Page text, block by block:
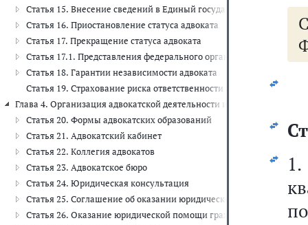
Статья 15. Внесение сведений в Единый государственный реестр
Статья 16. Приостановление статуса адвоката
Статья 17. Прекращение статуса адвоката
Статья 17.1. Представления федерального органа юстиции или
Статья 18. Гарантии независимости адвоката
Статья 19. Страхование риска ответственности адвоката
Глава 4. Организация адвокатской деятельности и адвокатуры (ст.ст.
Статья 20. Формы адвокатских образований
Статья 21. Адвокатский кабинет
Статья 22. Коллегия адвокатов
Статья 23. Адвокатское бюро
Статья 24. Юридическая консультация
Статья 25. Соглашение об оказании юридической помощи
Статья 26. Оказание юридической помощи гражданам